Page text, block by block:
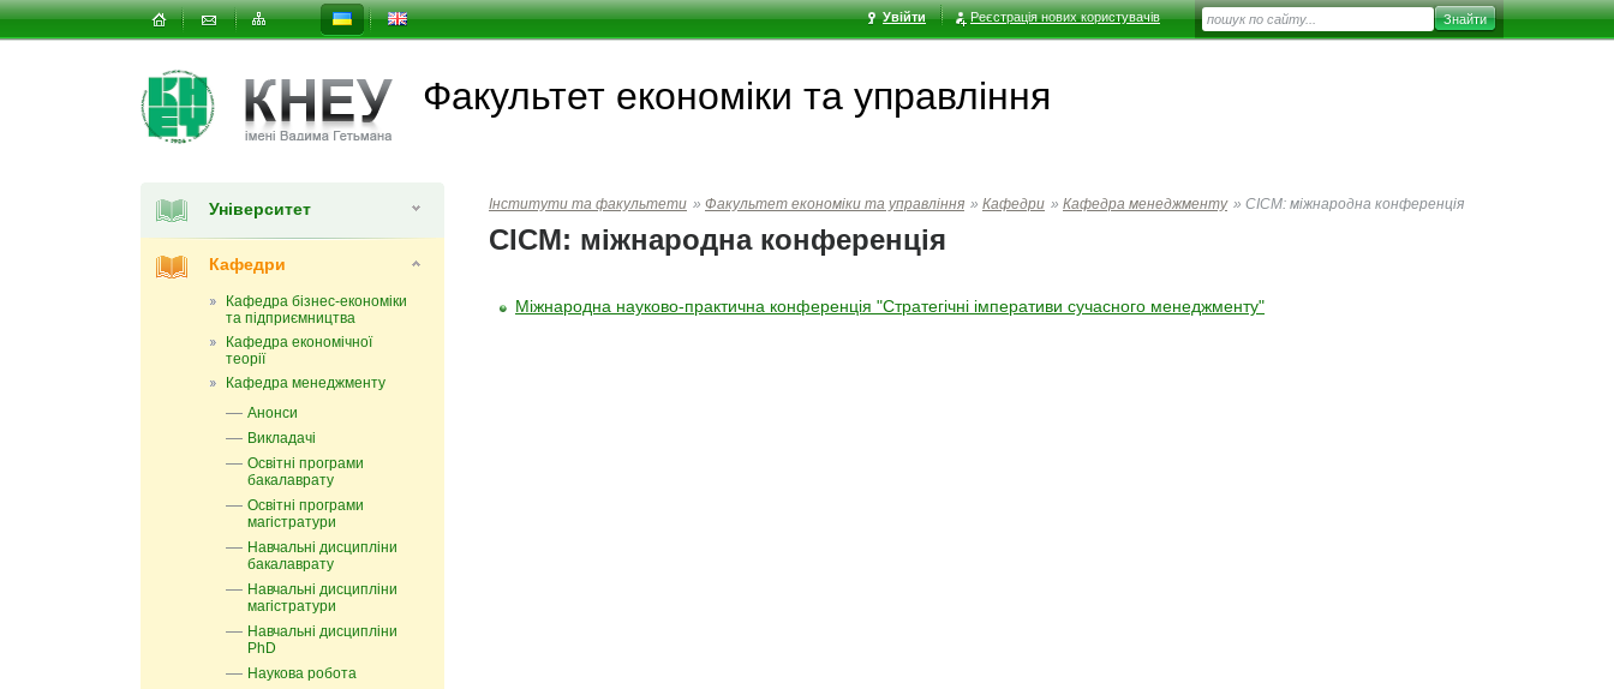
Увійти Реєстрація нових користувачів
Факультет економiки та управлiння
Університет
Кафедри
Кафедра бізнес-економіки
та підприємництва
Кафедра економічної
теорії
Кафедра менеджменту
Анонси
Викладачі
Освітні програми
бакалаврату
Освітні програми
магістратури
Навчальні дисципліни
бакалаврату
Навчальні дисципліни
магістратури
Навчальні дисципліни
PhD
Наукова робота
Інститути та факультети » Факультет економiки та управлiння » Кафедри » Кафедра менеджменту » СІСМ: міжнародна конференція
СІСМ: міжнародна конференція
Міжнародна науково-практична конференція "Стратегічні імперативи сучасного менеджменту"